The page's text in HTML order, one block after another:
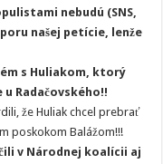
nebudú (SNS,
našej petície, lenže
s Huliakom, ktorý
Radačovského!!
že Huliak chcel prebrať
poskokom Balážom!!!
v Národnej koalícii aj